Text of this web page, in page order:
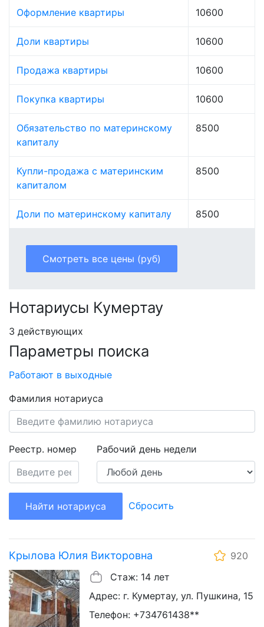
Оформление квартиры 10600
Доли квартиры 10600
Продажа квартиры 10600
Покупка квартиры 10600
Обязательство по материнскому
капиталу
8500
Купли-продажа с материнским
капиталом
8500
Доли по материнскому капиталу 8500
Смотреть все цены (руб)
Нотариусы Кумертау
3 действующих
Параметры поиска
Работают в выходные
Фамилия нотариуса
Реестр. номер Рабочий день недели
Найти нотариуса Сбросить
Крылова Юлия Викторовна
920
Стаж: 14 лет
Адрес: г. Кумертау, ул. Пушкина, 15
Телефон: +734761438**